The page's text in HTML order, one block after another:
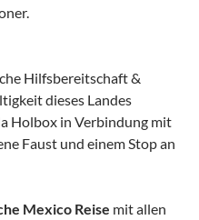
Hilfsbereitschaft &
dieses Landes
Holbox in Verbindung mit
Faust und einem Stop an
Mexico Reise mit allen